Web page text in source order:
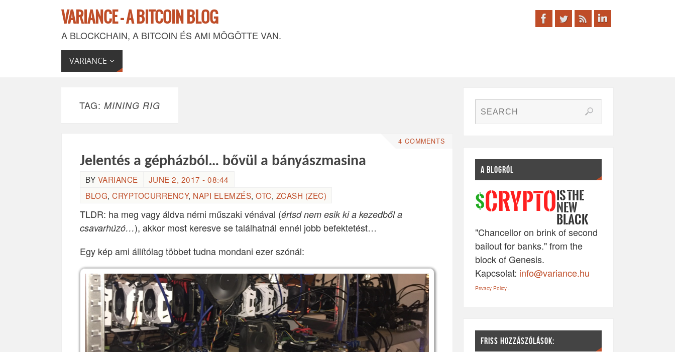
VARIANCE - A BITCOIN BLOG
A BLOCKCHAIN, A BITCOIN ÉS AMI MÖGÖTTE VAN.
VARIANCE
TAG: MINING RIG
4 COMMENTS
Jelentés a gépházból… bővül a bányászmasina
BY VARIANCE
JUNE 2, 2017 - 08:44
BLOG, CRYPTOCURRENCY, NAPI ELEMZÉS, OTC, ZCASH (ZEC)
TLDR: ha meg vagy áldva némi műszaki vénával (értsd nem esik ki a kezedből a
csavarhúzó…), akkor most keresve se találhatnál ennél jobb befektetést…
Egy kép ami állítólag többet tudna mondani ezer szónál:
A BLOGRÓL
$CRYPTO IS THE
NEW
BLACK
"Chancellor on brink of second
bailout for banks." from the
block of Genesis.
Kapcsolat: info@variance.hu
Privacy Policy...
FRISS HOZZÁSZÓLÁSOK: